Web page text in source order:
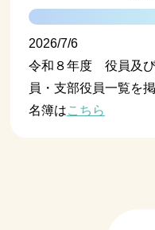
2026/7/6
令和８年度 役員及
員・支部役員一覧を
名簿はこちら